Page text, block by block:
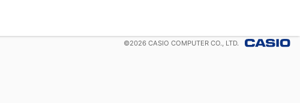
©2026 CASIO COMPUTER CO., LTD.